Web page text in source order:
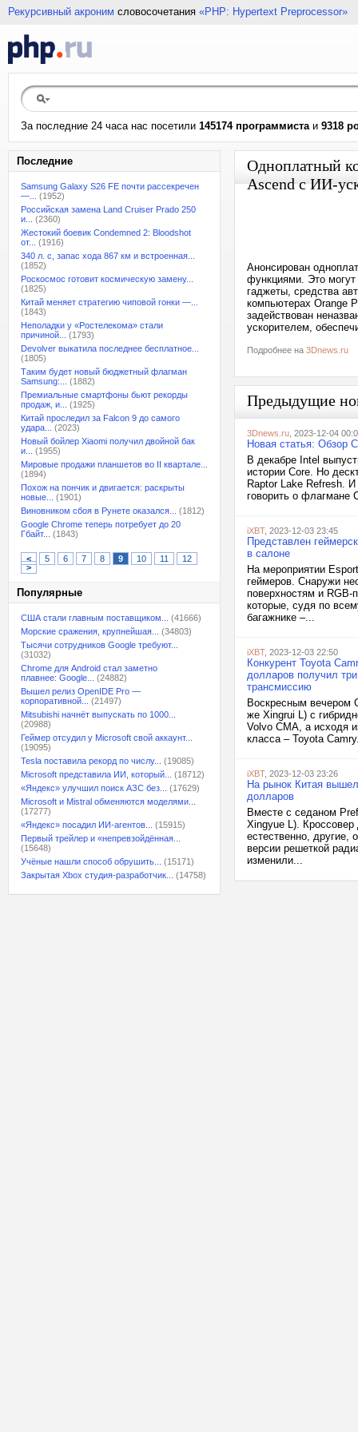
Рекурсивный акроним словосочетания «PHP: Hypertext Preprocessor»
За последние 24 часа нас посетили 145174 программистаи 9318
Последние
Samsung Galaxy S26 FE почти рассекречен
—...
(1952)
Российская замена Land Cruiser Prado 250
и...
(2360)
Жестокий боевик Condemned 2: Bloodshot
от...
(1916)
340 л. с, запас хода 867 км и встроенная...
(1852)
Роскосмос готовит космическую замену...
(1825)
Китай меняет стратегию чиповой гонки —...
(1843)
Неполадки у «Ростелекома» стали
причиной...
(1793)
Devolver выкатила последнее бесплатное...
(1805)
Таким будет новый бюджетный флагман
Samsung:...
(1882)
Премиальные смартфоны бьют рекорды
продаж, и...
(1925)
Китай проследил за Falcon 9 до самого
удара...
(2023)
Новый бойлер Xiaomi получил двойной бак
и...
(1955)
Мировые продажи планшетов во II квартале...
(1894)
Похож на пончик и двигается: раскрыты
новые...
(1901)
Виновником сбоя в Рунете оказался...
(1812)
Google Chrome теперь потребует до 20
Гбайт...
(1843)
< 5 6 7 8 9 10 11
12
>
Популярные
США стали главным поставщиком...
(41666)
Морские сражения, крупнейшая...
(34803)
Тысячи сотрудников Google требуют...
(31032)
Chrome для Android стал заметно
плавнее: Google...
(24882)
Вышел релиз OpenIDE Pro —
корпоративной...
(21497)
Mitsubishi начнёт выпускать по 1000...
(20988)
Геймер отсудил у Microsoft свой аккаунт...
(19095)
Tesla поставила рекорд по числу...
(19085)
Microsoft представила ИИ, который...
(18712)
«Яндекс» улучшил поиск АЗС без...
(17629)
Microsoft и Mistral обменяются моделями...
(17277)
«Яндекс» посадил ИИ-агентов...
(15915)
Первый трейлер и «непревзойдённая...
(15648)
Учёные нашли способ обрушить...
(15171)
Закрытая Xbox студия-разработчик...
(14758)
Одноплатный
Ascend с ИИ-
Анонсирован
функциями. Это
гаджеты, средства
компьютерах Orange
задействован
ускорителем,
Подробнее на 3Dnews.ru
Предыдущие
3Dnews.ru , 2023-12-04
Новая статья: Обзор
В декабре Intel
истории Core. Но
Raptor Lake Refresh.
говорить о флагмане
iXBT, 2023-12-03 23:45
Представлен
в салоне
На мероприятии
геймеров. Снаружи
поверхностям и
которые, судя по
багажнике –...
iXBT, 2023-12-03 22:50
Конкурент Toyota
долларов получил
трансмиссию
Воскресным вечером
же Xingrui L) с
Volvo CMA, а исходя
класса – Toyota
iXBT, 2023-12-03 23:26
На рынок Китая
долларов
Вместе с седаном
Xingyue L).
естественно, другие,
версии решеткой
изменили...